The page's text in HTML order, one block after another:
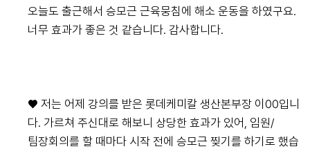
오늘도 출근해서 승모근 근육뭉침에 해소 운동을 하였구요.
너무 효과가 좋은 것 같습니다. 감사합니다.
♥ 저는 어제 강의를 받은 롯데케미칼 생산본부장 이00입니
다. 가르쳐 주신대로 해보니 상당한 효과가 있어, 임원/
팀장회의를 할 때마다 시작 전에 승모근 찢기를 하기로 했습